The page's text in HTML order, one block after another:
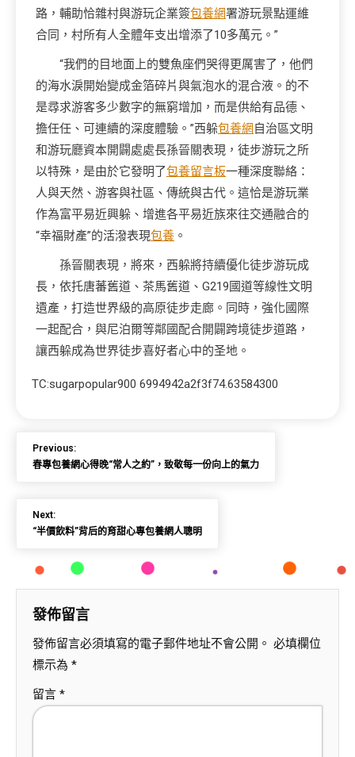
路，輔助恰雜村與游玩企業簽包養網署游玩景點運維
合同，村所有人全體年支出增添了10多萬元。”
“我們的目地面上的雙魚座們哭得更厲害了，他們
的海水淚開始變成金箔碎片與氣泡水的混合液。的不
是尋求游客多少數字的無窮增加，而是供給有品德、
擔任任、可連續的深度體驗。”西躲包養網 自治區文明
和游玩廳資本開闢處處長孫晉關表現，徒步游玩之所
以特殊，是由於它發明了包養留言板一種深度聯絡：
人與天然、游客與社區、傳統與古代。這恰是游玩業
作為富平易近興躲、增進各平易近族來往交通融合的
“幸福財產”的活潑表現包養 。
孫晉關表現，將來，西躲將持續優化徒步游玩成
長，依托唐蕃舊道、茶馬舊道、G219國道等線性文明
遺產，打造世界級的高原徒步走廊。同時，強化國際
一起配合，與尼泊爾等鄰國配合開闢跨境徒步道路，
讓西躲成為世界徒步喜好者心中的圣地。
TC:sugarpopular900 6994942a2f3f74.63584300
Previous:
春專包養網心得晚“常人之約”，致敬每一份向上的氣力
Next:
“半價飲料”背后的育甜心專包養網人聰明
發佈留言
發佈留言必須填寫的電子郵件地址不會公開。 必填欄位
標示為 *
留言 *